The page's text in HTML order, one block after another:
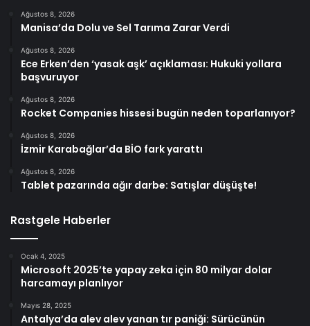
Ağustos 8, 2026
Manisa’da Dolu ve Sel Tarıma Zarar Verdi
Ağustos 8, 2026
Ece Erken’den ‘yasak aşk’ açıklaması: Hukuki yollara
başvuruyor
Ağustos 8, 2026
Rocket Companies hissesi bugün neden toparlanıyor?
Ağustos 8, 2026
İzmir Karabağlar’da BİO fark yarattı
Ağustos 8, 2026
Tablet pazarında ağır darbe: Satışlar düşüşte!
Rastgele Haberler
Ocak 4, 2025
Microsoft 2025’te yapay zeka için 80 milyar dolar
harcamayı planlıyor
Mayıs 28, 2025
Antalya’da alev alev yanan tır paniği: Sürücünün